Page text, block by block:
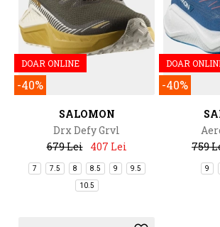
DOAR ONLINE
-40%
SALOMON
Drx Defy Grvl
679 Lei
407 Lei
7 7.5 8 8.5 9 9.5
10.5
DOAR
-40%
759
9